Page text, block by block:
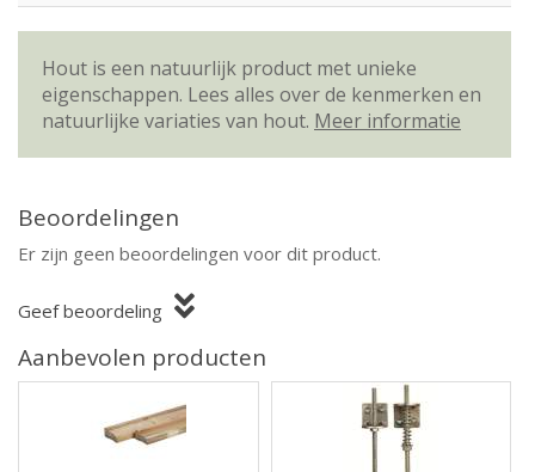
Hout is een natuurlijk product met unieke
eigenschappen. Lees alles over de kenmerken en
natuurlijke variaties van hout. Meer informatie
Beoordelingen
Er zijn geen beoordelingen voor dit product.
Geef beoordeling
Aanbevolen producten